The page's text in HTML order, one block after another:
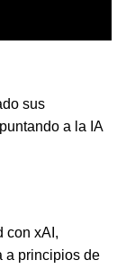
sus
a la IA
con xAI,
a principios de